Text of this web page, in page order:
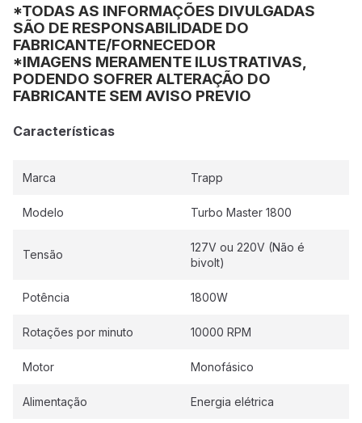
*TODAS AS INFORMAÇÕES DIVULGADAS
SÃO DE RESPONSABILIDADE DO
FABRICANTE/FORNECEDOR
*IMAGENS MERAMENTE ILUSTRATIVAS,
PODENDO SOFRER ALTERAÇÃO DO
FABRICANTE SEM AVISO PREVIO
Características
Marca Trapp
Modelo Turbo Master 1800
Tensão
127V ou 220V (Não é
bivolt)
Potência 1800W
Rotações por minuto 10000 RPM
Motor Monofásico
Alimentação Energia elétrica